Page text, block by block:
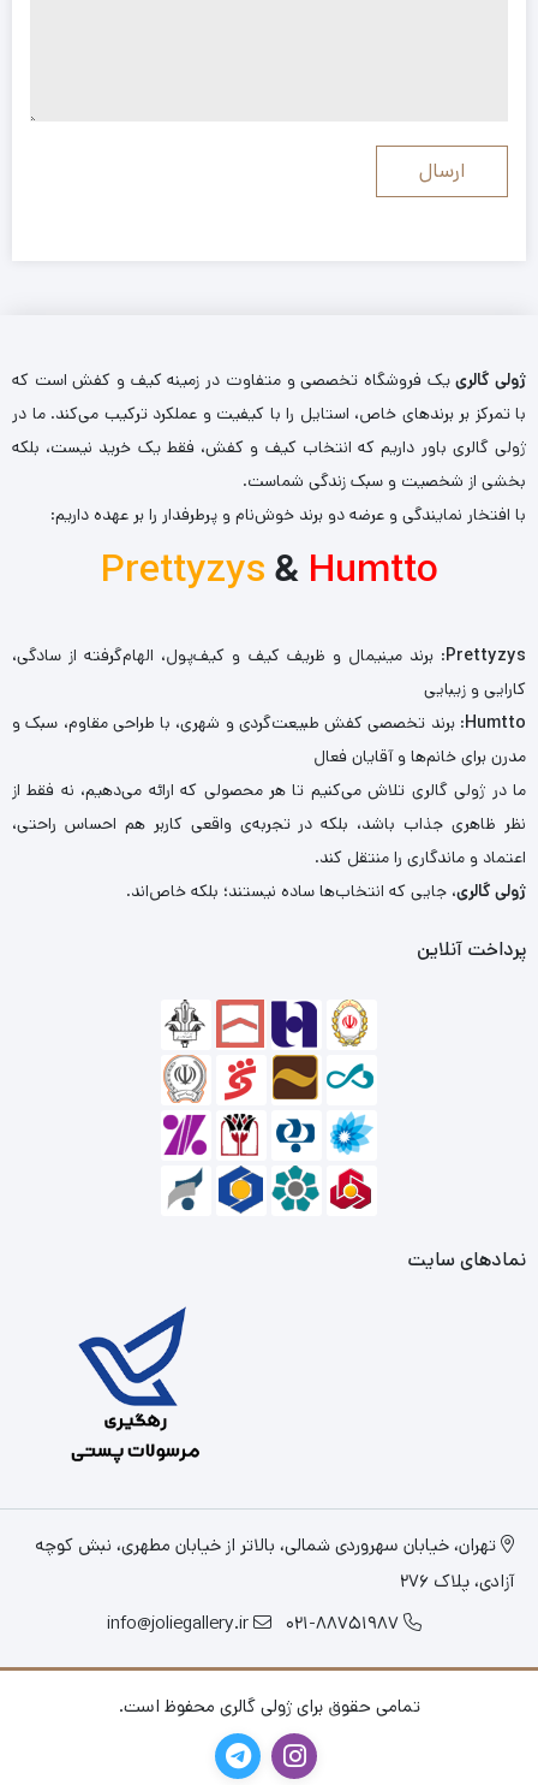
ژولی گالرییک فروشگاه تخصصی و متفاوت در زمینه کیف و کفش است که
با تمرکز بر برندهای خاص، استایل را با کیفیت و عملکرد ترکیب می‌کند. ما در
ژولی گالری باور داریم که انتخاب کیف و کفش، فقط یک خرید نیست، بلکه
بخشی از شخصیت و سبک زندگی شماست.
با افتخار نمایندگی و عرضه دو برند خوش‌نام و پرطرفدار را بر عهده داریم:
Prettyzys& Humtto
Prettyzys: برند مینیمال و ظریف کیف و کیف‌پول، الهام‌گرفته از سادگی،
کارایی و زیبایی
Humtto: برند تخصصی کفش طبیعت‌گردی و شهری، با طراحی مقاوم، سبک و
مدرن برای خانم‌ها و آقایان فعال
ما در ژولی گالری تلاش می‌کنیم تا هر محصولی که ارائه می‌دهیم، نه فقط از
نظر ظاهری جذاب باشد، بلکه در تجربه‌ی واقعی کاربر هم احساس راحتی،
اعتماد و ماندگاری را منتقل کند.
ژولی گالری، جایی که انتخاب‌ها ساده نیستند؛ بلکه خاص‌اند.
پرداخت آنلاین
نمادهای سایت
تهران، خیابان سهروردی شمالی، بالاتر از خیابان مطهری، نبش کوچه
آزادی، پلاک 276
021-88751987
info@joliegallery.ir
تمامی حقوق برای ژولی گالری محفوظ است.